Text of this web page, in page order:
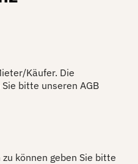
Käufer. Die
bitte unseren AGB
können geben Sie bitte